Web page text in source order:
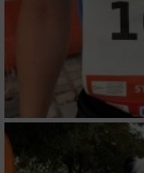
Analyse von
oder
Entwicklung und
Verwendung
von Inhalten